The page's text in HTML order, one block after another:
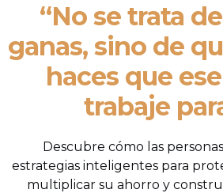
“No se trata
ganas, sino de
haces que
trabaje
Descubre cómo las
estrategias inteligentes para
multiplicar su ahorro y